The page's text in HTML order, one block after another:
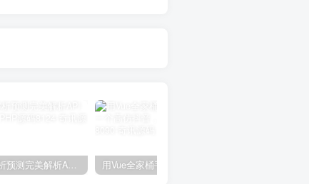
解析预测完美解析API接口PHP源码8124